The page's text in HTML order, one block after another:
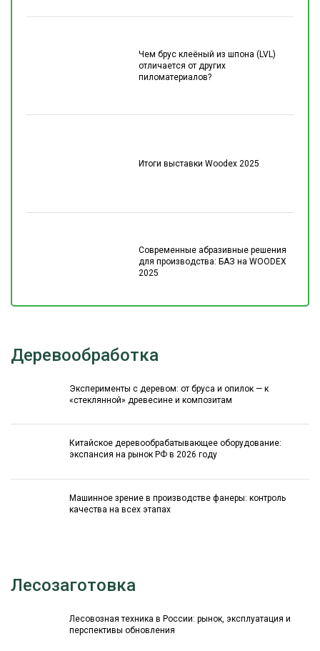
Чем брус клеёный из шпона (LVL)
отличается от других
пиломатериалов?
Итоги выставки Woodex 2025
Современные абразивные решения
для производства: БАЗ на WOODEX
2025
Деревообработка
Эксперименты с деревом: от бруса и опилок — к
«стеклянной» древесине и композитам
Китайское деревообрабатывающее оборудование:
экспансия на рынок РФ в 2026 году
Машинное зрение в производстве фанеры: контроль
качества на всех этапах
Лесозаготовка
Лесовозная техника в России: рынок, эксплуатация и
перспективы обновления